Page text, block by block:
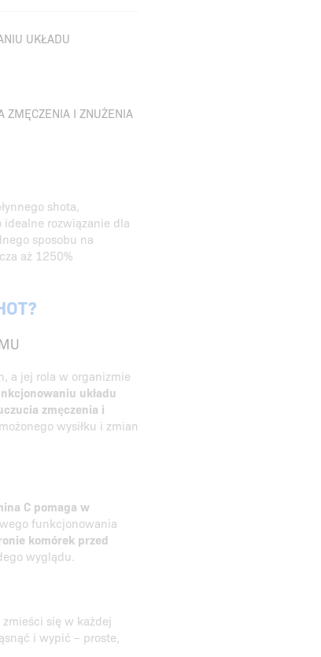
UKŁADU
ZMĘCZENIA I ZNUŻENIA
shota,
rozwiązanie dla
sposobu na
aż 1250%
a jej rola w organizmie
układu
zmęczenia i
wysiłku i zmian
C pomaga w
funkcjonowania
komórek przed
wyglądu.
się w każdej
i wypić – proste,